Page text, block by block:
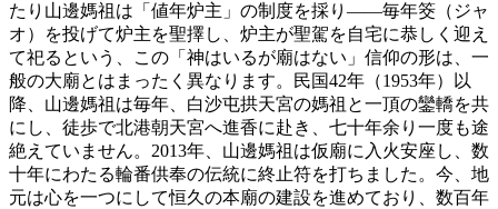
たり山邊媽祖は「値年炉主」の制度を採り——毎年筊（ジャ
オ）を投げて炉主を聖擇し、炉主が聖駕を自宅に恭しく迎え
て祀るという、この「神はいるが廟はない」信仰の形は、一
般の大廟とはまったく異なります。民国42年（1953年）以
降、山邊媽祖は毎年、白沙屯拱天宮の媽祖と一頂の鑾轎を共
にし、徒歩で北港朝天宮へ進香に赴き、七十年余り一度も途
絶えていません。2013年、山邊媽祖は仮廟に入火安座し、数
十年にわたる輪番供奉の伝統に終止符を打ちました。今、地
元は心を一つにして恒久の本廟の建設を進めており、数百年